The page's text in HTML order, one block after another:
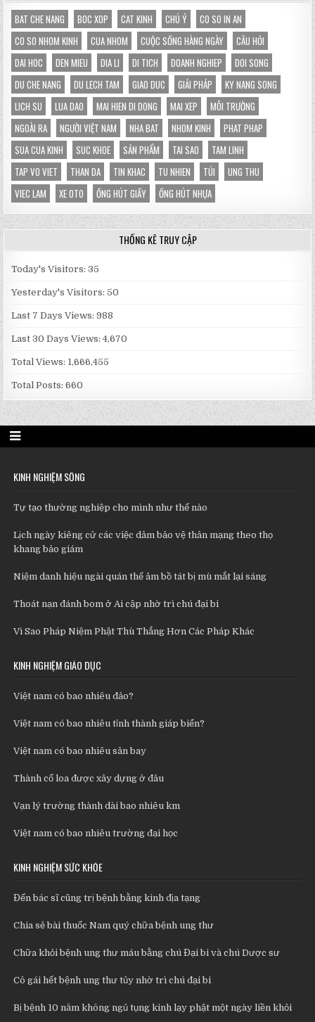
LỘC
BỊ
CHẶN
ĐỨNG
HOÀN
TOÀN
BAT CHE NANG BOC XOP CAT KINH CHÚ Ý
CO SO IN AN
CO SO NHOM KINH
CUA NHOM CUỘC SỐNG HÀNG NGÀY
CÂU HỎI
DAI HOC
DEN MIEU DIA LI DI TICH DOANH NGHIEP
DOI SONG
DU CHE NANG
DU LECH TAM GIAO DUC GIẢI PHÁP
KY NANG SONG
LICH SU
LUA DAO MAI HIEN DI DONG MAI XEP
MÔI TRƯỜNG
NGOÀI RA
NGƯỜI VIỆT NAM NHA BAT NHOM KINH
PHAT PHAP
SUA CUA KINH
SUC KHOE SẢN PHẨM TAI SAO
TAM LINH
TAP VO VIET
THAN DA TIN KHAC TU NHIEN TÚI
UNG THU
VIEC LAM
XE OTO ỐNG HÚT GIẤY ỐNG HÚT NHỰA
THỐNG KÊ TRUY CẬP
Today's Visitors:35
Yesterday's Visitors:50
Last 7 Days Views:988
Last 30 Days Views:4,670
Total Views: 1,666,455
Total Posts:660
KINH NGHIỆM SỐNG
Tự tạo thường nghiệp cho mình như thế nào
Lịch ngày kiêng cử các việc dâm bảo vệ thân mạng theo thọ
khang bảo giám
Niệm danh hiệu ngài quán thế âm bồ tát bị mù mắt lại sáng
Thoát nạn đánh bom ở Ai cập nhờ trì chú đại bi
Vì Sao Pháp Niệm Phật Thù Thắng Hơn Các Pháp Khác
KINH NGHIỆM GIÁO DỤC
Việt nam có bao nhiêu đảo?
Việt nam có bao nhiêu tỉnh thành giáp biển?
Việt nam có bao nhiêu sân bay
Thành cổ loa được xây dựng ở đâu
Vạn lý trường thành dài bao nhiêu km
Việt nam có bao nhiêu trường đại học
KINH NGHIỆM SỨC KHỎE
Đến bác sĩ cũng trị bệnh bằng kinh địa tạng
Chia sẻ bài thuốc Nam quý chữa bệnh ung thư
Chữa khỏi bệnh ung thư máu bằng chú Đại bi và chú Dược sư
Cô gái hết bệnh ung thư tủy nhờ trì chú đại bi
Bị bệnh 10 năm không ngủ tụng kinh lạy phật một ngày liền khỏi